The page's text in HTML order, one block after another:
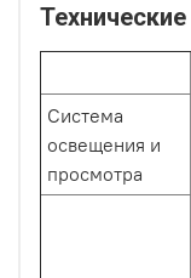
Система
освещения и
просмотра